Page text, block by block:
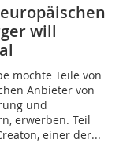
will
möchte Teile von
Anbieter von
und
erwerben. Teil
einer der...